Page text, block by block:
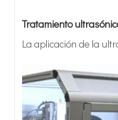
La aplicación de la